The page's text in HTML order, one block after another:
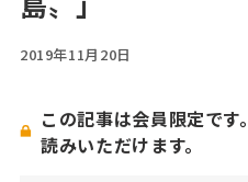
2019年11月20日
この記事は会員限定です。
読みいただけます。